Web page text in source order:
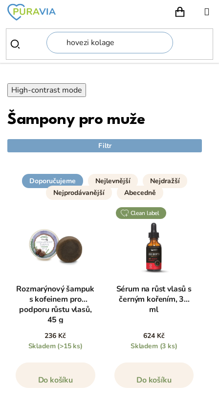
Přejít
obsah
High-contrast mode
Šampony pro muže
Filtr
Doporučujeme Nejlevnější
Nejdražší
Nejprodávanější
Abecedně
Rozmarýnový šampuk
s kofeinem pro
podporu růstu vlasů,
45 g
236 Kč
Skladem (>15 ks)
Do košíku
clean label
Sérum na růst vlasů s
černým kořením, 30
ml
624 Kč
Skladem (3 ks)
Do košíku